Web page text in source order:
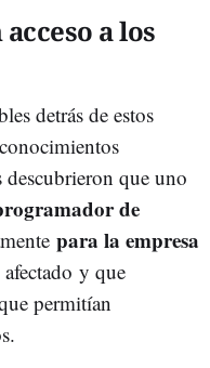
a los
detrás de estos
que uno
de
para la empresa
y que
permitían